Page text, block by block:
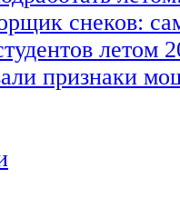
снеков:
летом
признаки